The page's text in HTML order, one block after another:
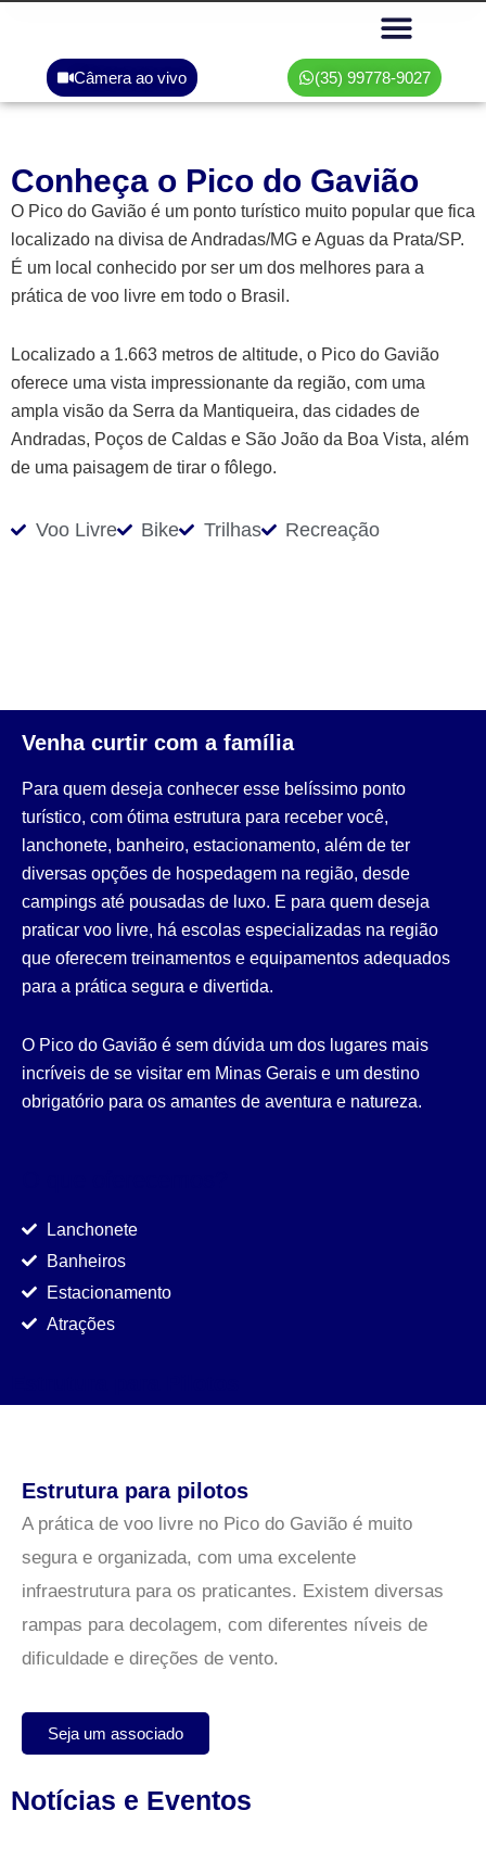
Câmera ao vivo (35) 99778-9027
Conheça o Pico do Gavião
O Pico do Gavião é um ponto turístico muito popular que fica
localizado na divisa de Andradas/MG e Aguas da Prata/SP.
É um local conhecido por ser um dos melhores para a
prática de voo livre em todo o Brasil.
Localizado a 1.663 metros de altitude, o Pico do Gavião
oferece uma vista impressionante da região, com uma
ampla visão da Serra da Mantiqueira, das cidades de
Andradas, Poços de Caldas e São João da Boa Vista, além
de uma paisagem de tirar o fôlego.
Voo Livre Bike Trilhas Recreação
Venha curtir com a família
Para quem deseja conhecer esse belíssimo ponto
turístico, com ótima estrutura para receber você,
lanchonete, banheiro, estacionamento, além de ter
diversas opções de hospedagem na região, desde
campings até pousadas de luxo. E para quem deseja
praticar voo livre, há escolas especializadas na região
que oferecem treinamentos e equipamentos adequados
para a prática segura e divertida.
O Pico do Gavião é sem dúvida um dos lugares mais
incríveis de se visitar em Minas Gerais e um destino
obrigatório para os amantes de aventura e natureza.
Lanchonete
Banheiros
Estacionamento
Atrações
Estrutura para pilotos
A prática de voo livre no Pico do Gavião é muito
segura e organizada, com uma excelente
infraestrutura para os praticantes. Existem diversas
rampas para decolagem, com diferentes níveis de
dificuldade e direções de vento.
Seja um associado
Notícias e Eventos